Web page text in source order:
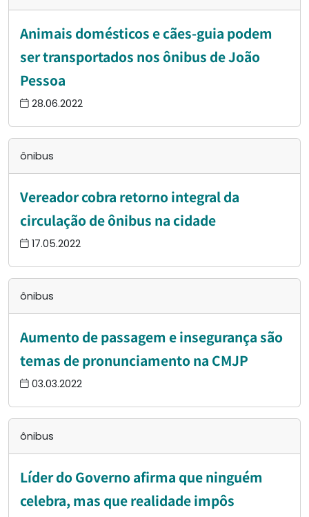
Animais domésticos e cães-guia podem
ser transportados nos ônibus de João
Pessoa
28.06.2022
ônibus
Vereador cobra retorno integral da
circulação de ônibus na cidade
17.05.2022
ônibus
Aumento de passagem e insegurança são
temas de pronunciamento na CMJP
03.03.2022
ônibus
Líder do Governo afirma que ninguém
celebra, mas que realidade impôs